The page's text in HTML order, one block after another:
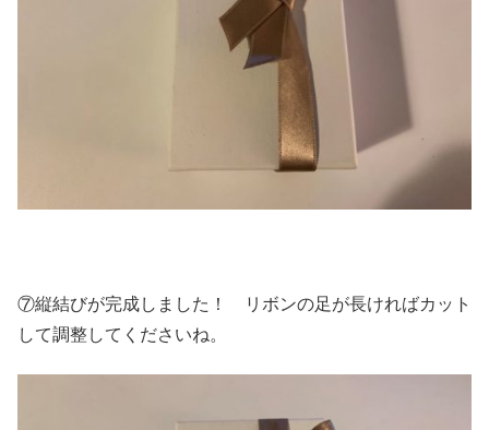
⑦縦結びが完成しました！ リボンの足が長ければカット
して調整してくださいね。